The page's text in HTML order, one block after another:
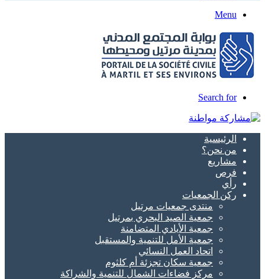
Menu
Search for
الرئيسية
من نحن؟
مشاريع
فرص
رأي
ركن الجمعيات
منتدى جمعيات مرتيل
جمعية الصيد البحري بمرتيل
جمعية الأيادي المتضامنة
جمعية الأمل للتنمية والمستقبل
اتحاد العمل النسائي
جمعية سكان تجزئة أم كلثوم
مركز فضاءات الشمال للتنمية والشراكة